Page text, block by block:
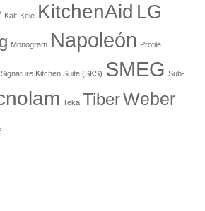
Kalt Kele KitchenAid LG
Monogram Napoleón Profile
Signature Kitchen Suite (SKS) SMEG Sub-
Teka TiberWeber